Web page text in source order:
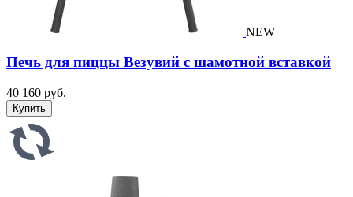
NEW
Печь для пиццы Везувий с шамотной вставкой
40 160 руб.